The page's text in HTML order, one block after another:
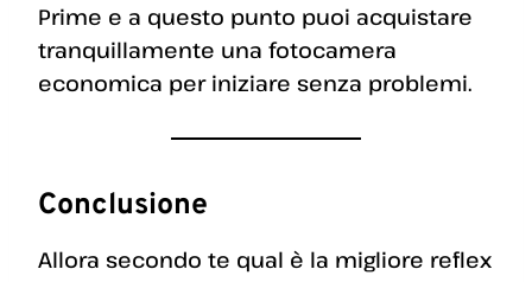
Prime e a questo punto puoi acquistare
tranquillamente una fotocamera
economica per iniziare senza problemi.
Conclusione
Allora secondo te qual è la migliore reflex